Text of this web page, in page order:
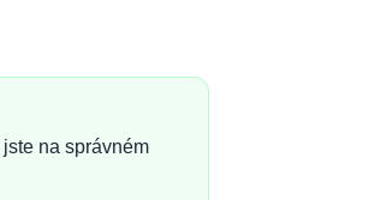
na správném